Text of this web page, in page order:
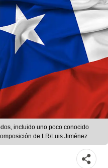
incluido uno poco conocido
de LR/Luis Jiménez